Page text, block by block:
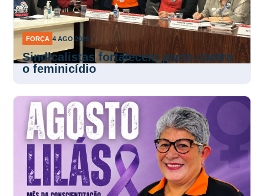
FORÇA 4 AGO 2026
Sindicalistas fortalecem pacto contra
o feminicídio